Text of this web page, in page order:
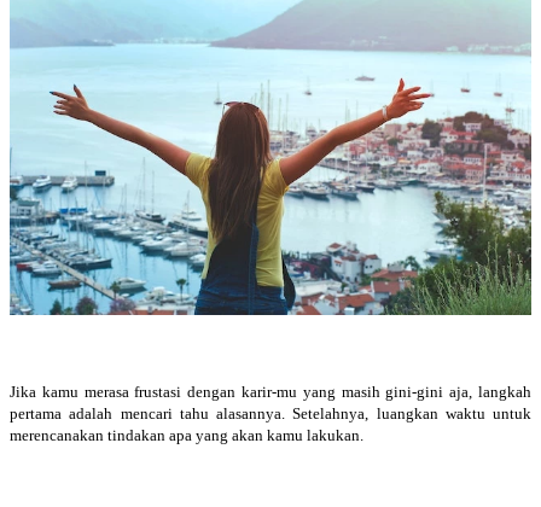
Jika kamu merasa frustasi dengan karir-mu yang masih gini-gini aja, langkah
pertama adalah mencari tahu alasannya. Setelahnya, luangkan waktu untuk
merencanakan tindakan apa yang akan kamu lakukan.